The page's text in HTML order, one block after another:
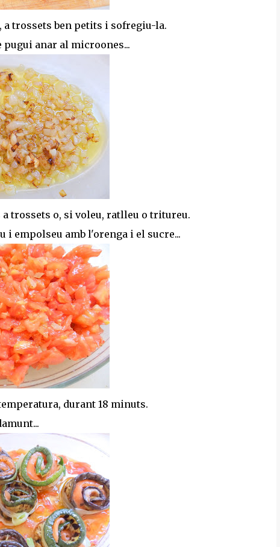
a trossets ben petits i sofregiu-la.
pugui anar al microones...
trossets o, si voleu, ratlleu o tritureu.
i empolseu amb l'orenga i el sucre...
durant 18 minuts.